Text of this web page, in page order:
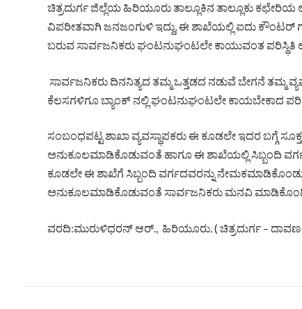
ಚಿತ್ರದುರ್ಗ ಜಿಲ್ಲೆಯ ಹಿರಿಯೂರು ತಾಲ್ಲೂಕಿನ ತಾಲ್ಲೂಕು
ವಿಪರೀತವಾಗಿ ಜನಜಂಗುಳಿ ಇದ್ದು, ಈ ಶಾಖೆಯಲ್ಲಿ ಐದು ಕೌಂಟರ್
ಬರುವ ಸಾರ್ವಜನಿಕರು ಘಂಟನುಘಂಟಲೇ ಕಾಯುವಂತ
ಸಾರ್ವಜನಿಕರು ದಿನನಿತ್ಯದ ತಮ್ಮ ಒತ್ತಡದ ನಡುವೆ ಬೇಗನೆ
ಕೆಲಸಗಳಿಗೂ ಬ್ಯಾಂಕ್ ನಲ್ಲಿ ಘಂಟನುಘಂಟಲೇ ಕಾಯಬೇಕಾದ
ಸಂಬಂಧಪಟ್ಟ ಶಾಖಾ ವ್ಯವಸ್ಥಾಪಕರು ಈ ಕೂಡಲೇ ಇದರ ಬಗ್ಗೆ
ಅನುಕೂಲಮಾಡಿಕೊಡುವಂತೆ ಹಾಗೂ ಈ ಶಾಖೆಯಲ್ಲಿ ಸಿಬ್ಬಂದಿ
ಕೂಡಲೇ ಈ ಶಾಖೆಗೆ ಸಿಬ್ಬಂದಿ ವರ್ಗದವರನ್ನು
ಅನುಕೂಲಮಾಡಿಕೊಡುವಂತೆ ಸಾರ್ವಜನಿಕರು ಮನವಿ
ವರದಿ:ಮುರುಳಿಧರನ್ ಆರ್., ಹಿರಿಯೂರು. ( ಚಿತ್ರದುರ್ಗ –